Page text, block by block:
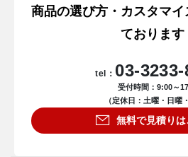
商品の選び方・カスタマ
ております
tel： 03-
受付時間：9:00～
（定休日：土曜・日曜
無料で見積りは